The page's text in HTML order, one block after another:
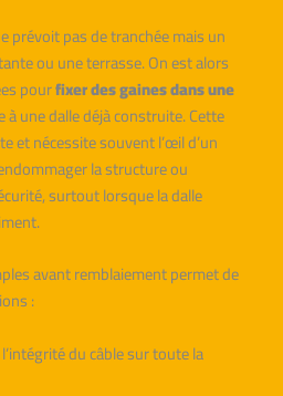
prévoit pas de tranchée mais un
ou une terrasse. On est alors
pourfixer des gaines dans une
à une dalle déjà construite. Cette
et nécessite souvent l’œil d’un
la structure ou
surtout lorsque la dalle
avant remblaiement permet de
:
du câble sur toute la